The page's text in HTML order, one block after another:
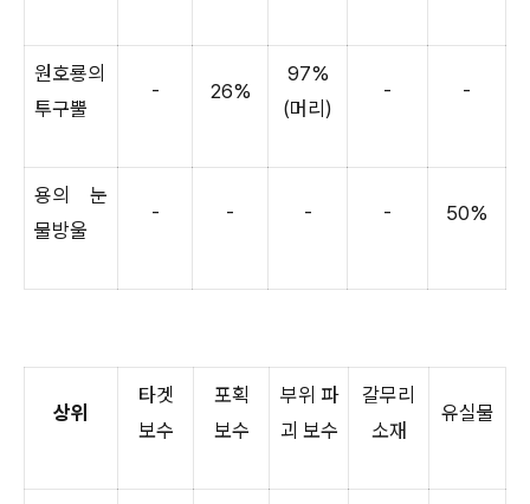
원호룡의
투구뿔
- 26%
97%
(머리)
- -
용의 눈
물방울
- - - - 50%
상위
타겟
보수
포획
보수
부위 파
괴 보수
갈무리
소재
유실물